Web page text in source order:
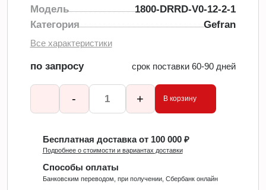
Модель
1800-DRRD-V0-12-2-1
Категория
Gefran
Все характеристики
по запросу срок поставки 60-90 дней
- + В корзину
Бесплатная доставка от 100 000 ₽
Подробнее о стоимости и вариантах доставки
Способы оплаты
Банковским переводом, при получении, Сбербанк онлайн